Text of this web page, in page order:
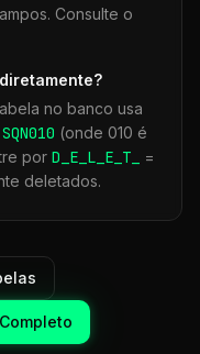
Consulte o
no banco usa
SQN010 (onde 010 é
por D_E_L_E_T_
=
deletados.